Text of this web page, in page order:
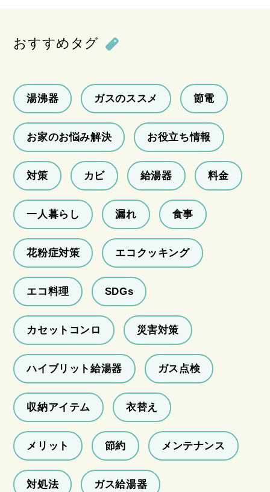
おすすめタグ
湯沸器 ガスのススメ 節電
お家のお悩み解決 お役立ち情報
対策 カビ 給湯器 料金
一人暮らし 漏れ 食事
花粉症対策 エコクッキング
エコ料理 SDGs
カセットコンロ 災害対策
ハイブリット給湯器 ガス点検
収納アイテム 衣替え
メリット 節約 メンテナンス
対処法 ガス給湯器